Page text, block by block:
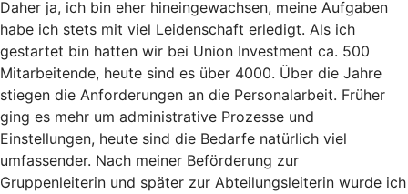
Daher ja, ich bin eher hineingewachsen, meine Aufgaben
habe ich stets mit viel Leidenschaft erledigt. Als ich
gestartet bin hatten wir bei Union Investment ca. 500
Mitarbeitende, heute sind es über 4000. Über die Jahre
stiegen die Anforderungen an die Personalarbeit. Früher
ging es mehr um administrative Prozesse und
Einstellungen, heute sind die Bedarfe natürlich viel
umfassender. Nach meiner Beförderung zur
Gruppenleiterin und später zur Abteilungsleiterin wurde ich